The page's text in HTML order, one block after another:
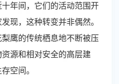
年间，它们的活动范围开
现，这种转变并非偶然。
鹰的传统栖息地不断被压
源和相对安全的高层建
空间。